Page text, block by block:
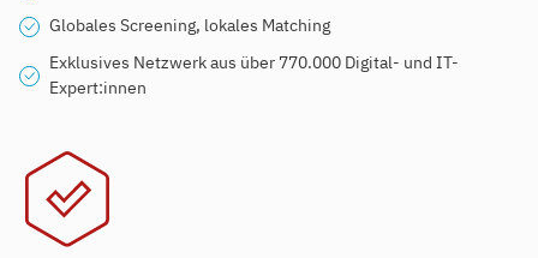
Globales Screening, lokales Matching
Exklusives Netzwerk aus über 770.000 Digital- und IT-
Expert:innen